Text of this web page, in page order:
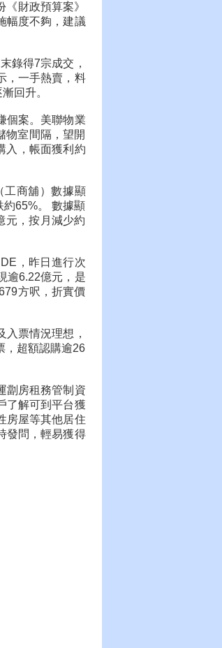
財政預算案》
幅度不夠，建議
錄得7宗成交，
，一手熱賣，料
回升。
個案。美聯物業
物室間隔，望開
入，帳面獲利約
工商舖）數據顯
65%。 數據顯
元，按月減少約
，昨日進行次
逾6.22億元，是
方呎，折實價
入票情況理想，
，超額認購逾26
劏房租務管制資
了解可到平台獲
房屋等其他居住
發問，輕易獲得